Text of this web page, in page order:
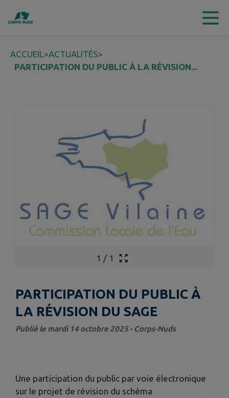
Contenu
ACCUEIL>ACTUALITÉS>
PARTICIPATION DU PUBLIC À LA RÉVISION...
1 / 1
PARTICIPATION DU PUBLIC À
LA RÉVISION DU SAGE
Publié le mardi 14 octobre 2025 - Corps-Nuds
Une participation du public par voie électronique
sur le projet de révision du schéma